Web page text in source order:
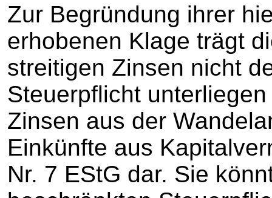
Zur Begründung ihrer
erhobenen Klage trägt
streitigen Zinsen nicht
Steuerpflicht
Zinsen aus der
Einkünfte aus
Nr. 7 EStG dar. Sie